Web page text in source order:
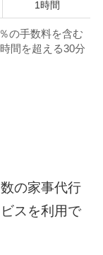
1時間
の手数料を含む
間を超える30分
の家事代行
スを利用で